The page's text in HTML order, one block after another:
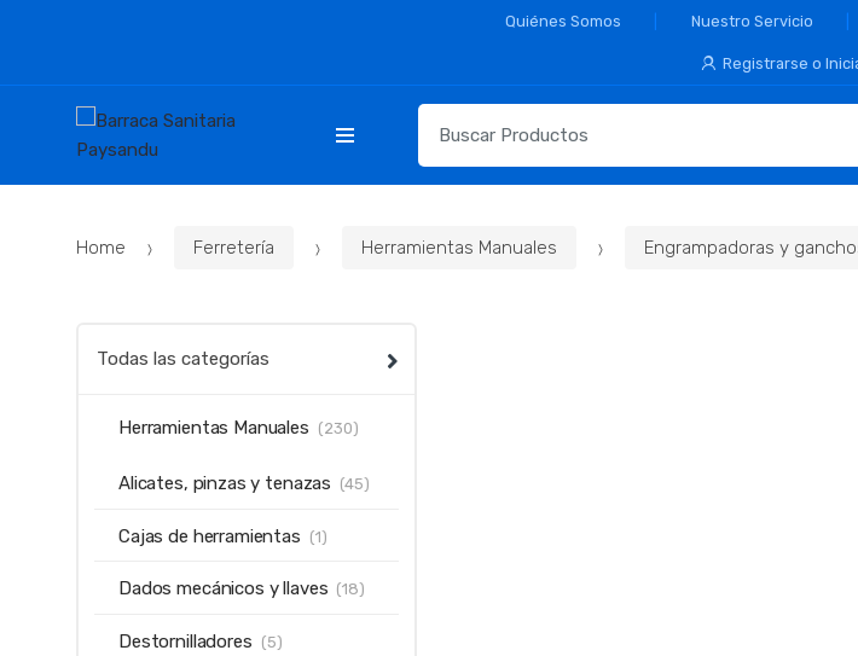
Quiénes Somos Nuestro Servicio
Registrarse o
para:
Home Ferretería Herramientas Manuales Engrampadoras y
Todas las categorías
Herramientas Manuales (230)
Alicates, pinzas y tenazas (45)
Cajas de herramientas (1)
Dados mecánicos y llaves (18)
Destornilladores (5)